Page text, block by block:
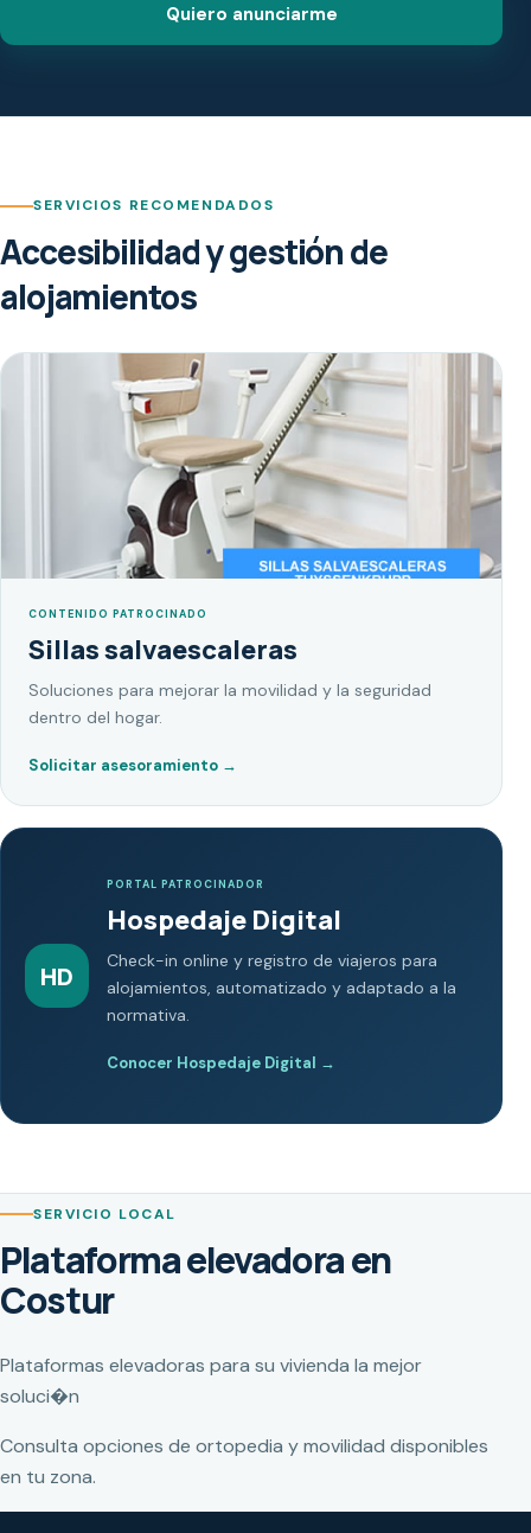
Quiero anunciarme
SERVICIOS RECOMENDADOS
Accesibilidad y gestión de
alojamientos
CONTENIDO PATROCINADO
Sillas salvaescaleras
Soluciones para mejorar la movilidad y la seguridad
dentro del hogar.
Solicitar asesoramiento →
HD
PORTAL PATROCINADOR
Hospedaje Digital
Check-in online y registro de viajeros para
alojamientos, automatizado y adaptado a la
normativa.
Conocer Hospedaje Digital →
SERVICIO LOCAL
Plataforma elevadora en
Costur
Plataformas elevadoras para su vivienda la mejor
soluci�n
Consulta opciones de ortopedia y movilidad disponibles
en tu zona.